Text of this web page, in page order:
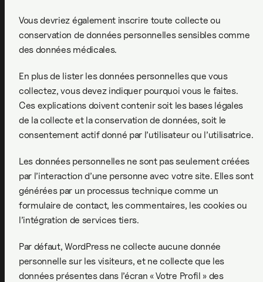
Vous devriez également inscrire toute collecte ou
conservation de données personnelles sensibles comme
des données médicales.
En plus de lister les données personnelles que vous
collectez, vous devez indiquer pourquoi vous le faites.
Ces explications doivent contenir soit les bases légales
de la collecte et la conservation de données, soit le
consentement actif donné par l’utilisateur ou l’utilisatrice.
Les données personnelles ne sont pas seulement créées
par l’interaction d’une personne avec votre site. Elles sont
générées par un processus technique comme un
formulaire de contact, les commentaires, les cookies ou
l’intégration de services tiers.
Par défaut, WordPress ne collecte aucune donnée
personnelle sur les visiteurs, et ne collecte que les
données présentes dans l’écran « Votre Profil » des